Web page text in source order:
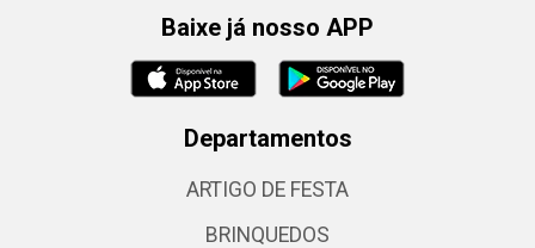
Baixe já nosso APP
Departamentos
ARTIGO DE FESTA
BRINQUEDOS